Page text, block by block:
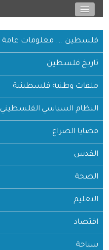
فلسطين ... معلومات عامة
تاريخ فلسطين
ملفات وطنية فلسطينية
النظام السياسي الفلسطيني
قضايا الصراع
القدس
الصحة
التعليم
اقتصاد
سياحة